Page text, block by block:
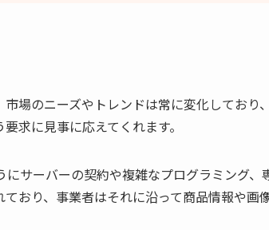
場のニーズやトレンドは常に変化してお
求に見事に応えてくれます。
サーバーの契約や複雑なプログラミング
おり、事業者はそれに沿って商品情報や